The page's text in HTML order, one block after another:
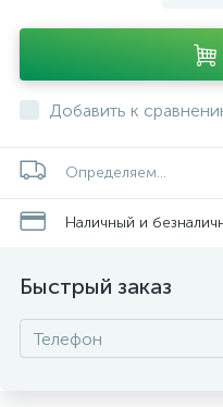
Добавить к
Определяем...
Наличный и
Быстрый заказ